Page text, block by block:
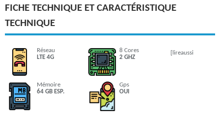
FICHE TECHNIQUE ET CARACTÉRISTIQUE
TECHNIQUE
Réseau
LTE 4G
8 Cores
2 GHZ
Mémoire
64 GB ESP.
Gps
OUI
[lireaussi